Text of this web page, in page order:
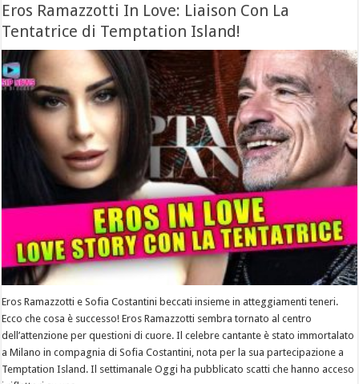
Eros Ramazzotti In Love: Liaison Con La
Tentatrice di Temptation Island!
Eros Ramazzotti e Sofia Costantini beccati insieme in atteggiamenti teneri.
Ecco che cosa è successo! Eros Ramazzotti sembra tornato al centro
dell’attenzione per questioni di cuore. Il celebre cantante è stato immortalato
a Milano in compagnia di Sofia Costantini, nota per la sua partecipazione a
Temptation Island. Il settimanale Oggi ha pubblicato scatti che hanno acceso